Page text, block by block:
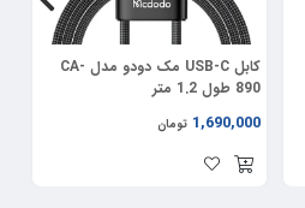
کابل USB-C مک دودو مدل CA-
890 طول 1.2 متر
1,690,000 تومان